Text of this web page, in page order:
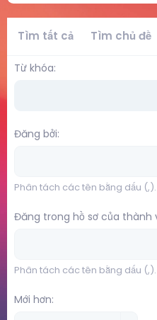
Tìm tất cả Tìm chủ đề
Từ khóa
Đăng bởi
Phân tách các tên bằng dấu (,).
Đăng trong hồ sơ của thành
Phân tách các tên bằng dấu (,).
Mới hơn